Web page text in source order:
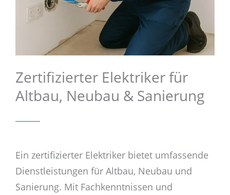
Zertifizierter Elektriker für
Altbau, Neubau & Sanierung
Ein zertifizierter Elektriker bietet umfassende
Dienstleistungen für Altbau, Neubau und
Sanierung. Mit Fachkenntnissen und